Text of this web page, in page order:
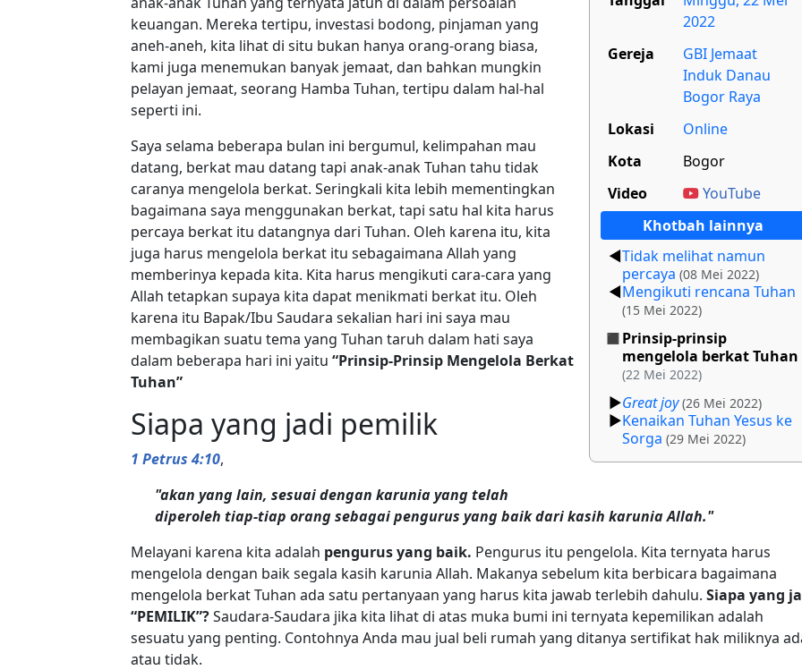
2022
Gereja
GBI Jemaat
Induk Danau
Bogor Raya
Lokasi
Online
Kota
Bogor
Video
YouTube
Khotbah lainnya
Tidak melihat namun
percaya (08 Mei 2022)
Mengikuti rencana Tuhan
(15 Mei 2022)
Prinsip-prinsip
mengelola berkat Tuhan
(22 Mei 2022)
Great joy (26 Mei 2022)
Kenaikan Tuhan Yesus ke
Sorga (29 Mei 2022)
keuangan. Mereka tertipu, investasi bodong, pinjaman yang
aneh-aneh, kita lihat di situ bukan hanya orang-orang biasa,
kami juga menemukan banyak jemaat, dan bahkan mungkin
pelayan jemaat, seorang Hamba Tuhan, tertipu dalam hal-hal
seperti ini.
Saya selama beberapa bulan ini bergumul, kelimpahan mau
datang, berkat mau datang tapi anak-anak Tuhan tahu tidak
caranya mengelola berkat. Seringkali kita lebih mementingkan
bagaimana saya menggunakan berkat, tapi satu hal kita harus
percaya berkat itu datangnya dari Tuhan. Oleh karena itu, kita
juga harus mengelola berkat itu sebagaimana Allah yang
memberinya kepada kita. Kita harus mengikuti cara-cara yang
Allah tetapkan supaya kita dapat menikmati berkat itu. Oleh
karena itu Bapak/Ibu Saudara sekalian hari ini saya mau
membagikan suatu tema yang Tuhan taruh dalam hati saya
dalam beberapa hari ini yaitu “Prinsip-Prinsip Mengelola Berkat
Tuhan”
Siapa yang jadi pemilik
1 Petrus 4:10,
"akan yang lain, sesuai dengan karunia yang telah
diperoleh tiap-tiap orang sebagai pengurus yang baik dari kasih karunia Allah."
Melayani karena kita adalah pengurus yang baik. Pengurus itu pengelola. Kita ternyata harus
mengelola dengan baik segala kasih karunia Allah. Makanya sebelum kita berbicara bagaimana
mengelola berkat Tuhan ada satu pertanyaan yang harus kita jawab terlebih dahulu. Siapa yang
“PEMILIK”?Saudara-Saudara jika kita lihat di atas muka bumi ini ternyata kepemilikan adalah
sesuatu yang penting. Contohnya Anda mau jual beli rumah yang ditanya sertifikat hak miliknya
atau tidak.